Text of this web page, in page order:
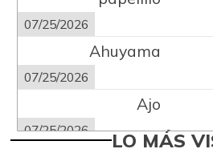
07/25/2026
Ahuyama
07/25/2026
Ajo
07/25/2026 LO MÁS